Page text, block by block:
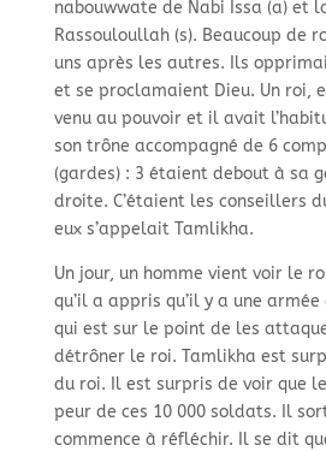
nabouwwate de Nabi Issa (a) et
Rassouloullah (s). Beaucoup de
uns après les autres. Ils
et se proclamaient Dieu. Un roi,
venu au pouvoir et il avait
son trône accompagné de 6
(gardes) : 3 étaient debout à sa
droite. C’étaient les conseillers
eux s’appelait Tamlikha.
Un jour, un homme vient voir le
qu’il a appris qu’il y a une
qui est sur le point de les
détrôner le roi. Tamlikha est
du roi. Il est surpris de voir que
peur de ces 10 000 soldats. Il
commence à réfléchir. Il se dit